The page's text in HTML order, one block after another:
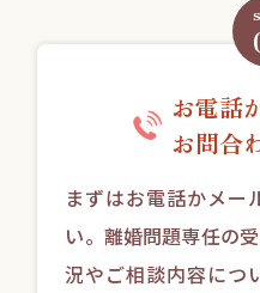
お電話
お問合
まずはお電話かメー
い。離婚問題専任の
況やご相談内容につ